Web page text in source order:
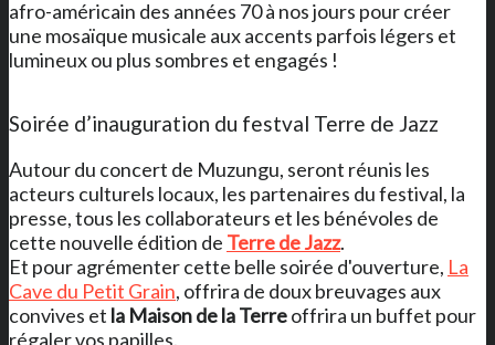
afro-américain des années 70 à nos jours pour créer
une mosaïque musicale aux accents parfois légers et
lumineux ou plus sombres et engagés !
Soirée d’inauguration du festval Terre de Jazz
Autour du concert de Muzungu, seront réunis les
acteurs culturels locaux, les partenaires du festival, la
presse, tous les collaborateurs et les bénévoles de
cette nouvelle édition de Terre de Jazz.
Et pour agrémenter cette belle soirée d'ouverture, La
Cave du Petit Grain, offrira de doux breuvages aux
convives et la Maison de la Terreoffrira un buffet pour
régaler vos papilles.